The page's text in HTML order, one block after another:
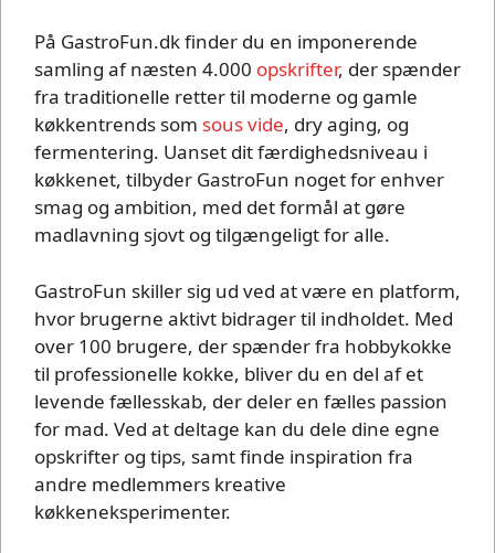
På GastroFun.dk finder du en imponerende
samling af næsten 4.000 opskrifter, der spænder
fra traditionelle retter til moderne og gamle
køkkentrends som sous vide, dry aging, og
fermentering. Uanset dit færdighedsniveau i
køkkenet, tilbyder GastroFun noget for enhver
smag og ambition, med det formål at gøre
madlavning sjovt og tilgængeligt for alle.
GastroFun skiller sig ud ved at være en platform,
hvor brugerne aktivt bidrager til indholdet. Med
over 100 brugere, der spænder fra hobbykokke
til professionelle kokke, bliver du en del af et
levende fællesskab, der deler en fælles passion
for mad. Ved at deltage kan du dele dine egne
opskrifter og tips, samt finde inspiration fra
andre medlemmers kreative
køkkeneksperimenter.